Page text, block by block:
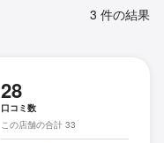
3 件の結果
28
口コミ数
この店舗の合計 33